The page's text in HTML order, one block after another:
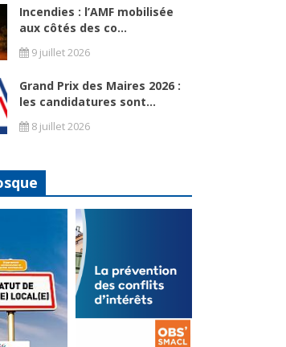
Incendies : l’AMF mobilisée
aux côtés des co...
9 juillet 2026
Grand Prix des Maires 2026 :
les candidatures sont...
8 juillet 2026